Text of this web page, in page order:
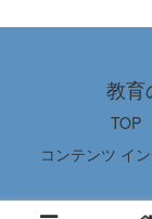
教育
TOP
コンテンツ イ